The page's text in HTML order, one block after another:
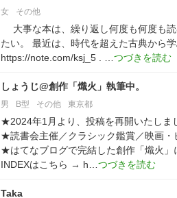
女 その他
大事な本は、繰り返し何度も何度も読
たい。
最近は、時代を超えた古典から
https://note.com/ksj_5
しょうじ@創作「熾火」執筆中。
男 B型 その他 東京都
★2024年1月より、投稿を再開いたしま
★読書会主催／クラシック鑑賞／映画・
★はてなブログで完結した創作「熾火」
INDEXはこちら → h
Taka